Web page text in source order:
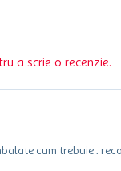
a scrie o recenzie.
cum trebuie .